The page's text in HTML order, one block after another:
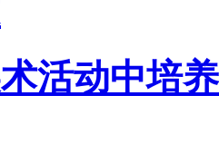
活动中培